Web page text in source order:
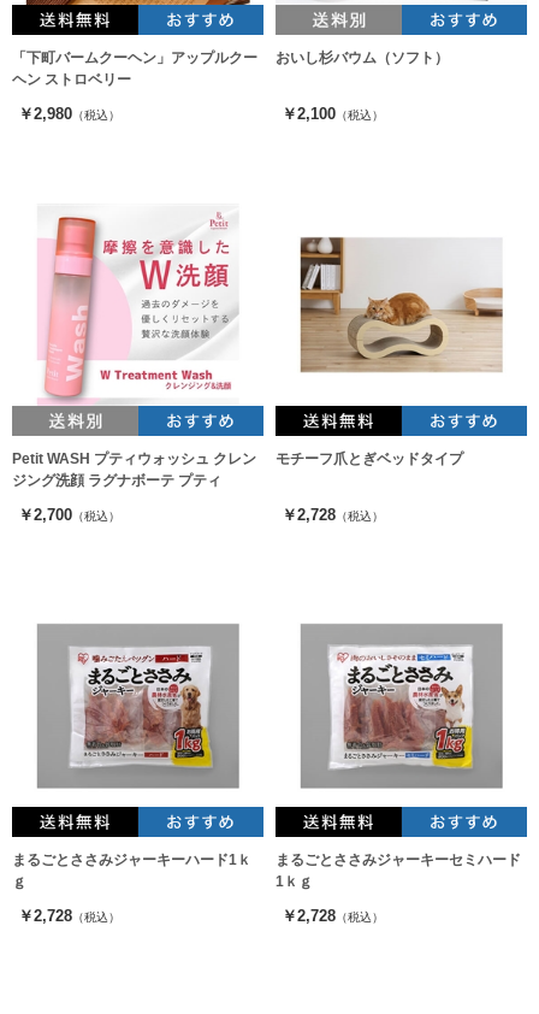
「下町バームクーヘン」アップルクー
ヘン ストロベリー
￥2,980 （税込）
おいし杉バウム（ソフト）
￥2,100 （税込）
Petit WASH プティウォッシュ クレン
ジング洗顔 ラグナボーテ プティ
￥2,700 （税込）
モチーフ爪とぎベッドタイプ
￥2,728 （税込）
まるごとささみジャーキーハード1ｋ
ｇ
￥2,728 （税込）
まるごとささみジャーキーセミハード
1ｋｇ
￥2,728 （税込）